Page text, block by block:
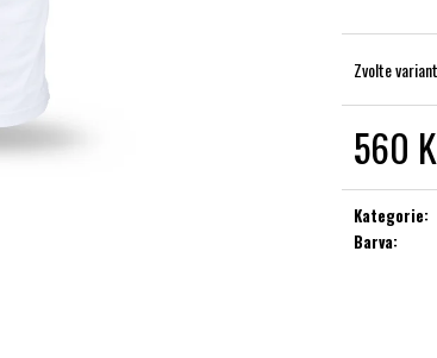
Zvolte
560
cena:
Kategorie:
Barva: